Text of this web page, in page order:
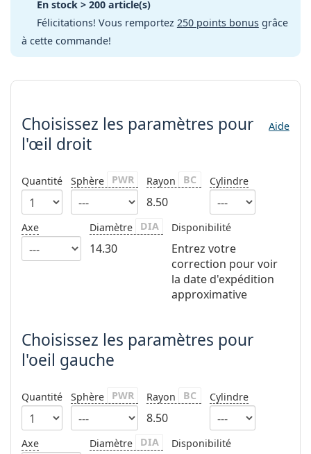
Persol
Prada
En stock > 200 article(s)
Félicitations! Vous remportez 250 points bonusgrâce
à cette commande!
Choisissez les paramètres
Choisissez les paramètres pour
l'œil droit
Aide
Quantité Sphère PWR Rayon BC
8.50
Cylindre
Axe Diamètre DIA
14.30
Disponibilité
Entrez votre
correction pour voir
la date d'expédition
approximative
Choisissez les paramètres pour
l'oeil gauche
Quantité Sphère PWR Rayon BC
8.50
Cylindre
Axe Diamètre DIA Disponibilité